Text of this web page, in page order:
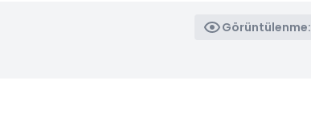
Görüntülenme: